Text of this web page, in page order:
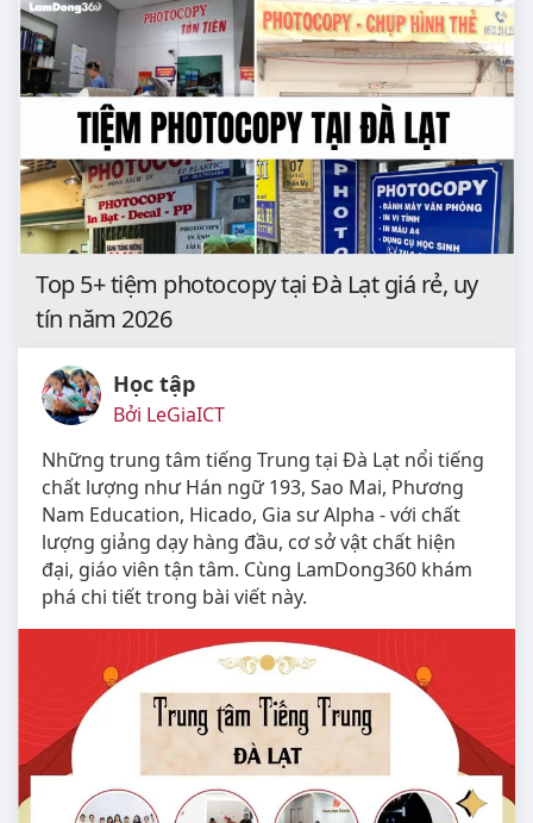
Top 5+ tiệm photocopy tại Đà Lạt giá rẻ, uy
tín năm 2026
Học tập
Bởi LeGiaICT
Những trung tâm tiếng Trung tại Đà Lạt nổi tiếng
chất lượng như Hán ngữ 193, Sao Mai, Phương
Nam Education, Hicado, Gia sư Alpha - với chất
lượng giảng dạy hàng đầu, cơ sở vật chất hiện
đại, giáo viên tận tâm. Cùng LamDong360 khám
phá chi tiết trong bài viết này.